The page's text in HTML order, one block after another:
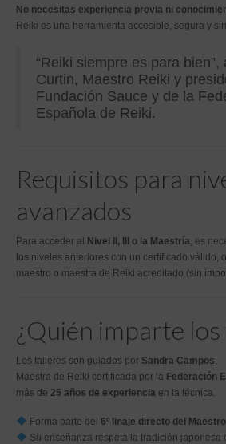
No necesitas experiencia previa ni
Reiki es una herramienta accesible, segura y
“Reiki siempre es para bien”,
Curtin, Maestro Reiki y
Fundación Sauce y de la
Española de Reiki.
Requisitos para
avanzados
Para acceder al Nivel II, III o la Maestría , es
los niveles anteriores con un certificado válido,
maestro o maestra de Reiki acreditado (sin
¿Quién imparte
Los talleres son guiados por Sandra Campos,
Maestra de Reiki certificada por la Federación
más de 25 años de experiencia en la técnica.
Forma parte del 6º linaje directo del
Su enseñanza respeta la tradición japonesa